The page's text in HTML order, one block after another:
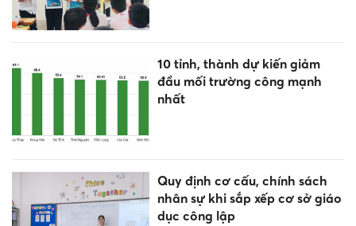
10 tỉnh, thành dự kiến giảm
đầu mối trường công mạnh
nhất
Quy định cơ cấu, chính sách
nhân sự khi sắp xếp cơ sở giáo
dục công lập